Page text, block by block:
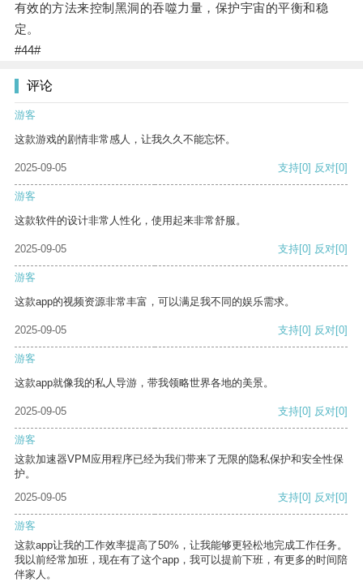
有效的方法来控制黑洞的吞噬力量，保护宇宙的平衡和稳
定。
#44#
评论
游客
这款游戏的剧情非常感人，让我久久不能忘怀。
2025-09-05 支持[0] 反对[0]
游客
这款软件的设计非常人性化，使用起来非常舒服。
2025-09-05 支持[0] 反对[0]
游客
这款app的视频资源非常丰富，可以满足我不同的娱乐需求。
2025-09-05 支持[0] 反对[0]
游客
这款app就像我的私人导游，带我领略世界各地的美景。
2025-09-05 支持[0] 反对[0]
游客
这款加速器VPM应用程序已经为我们带来了无限的隐私保护和安全性保
护。
2025-09-05
支持[0] 反对[0]
游客
这款app让我的工作效率提高了50%，让我能够更轻松地完成工作任务。
我以前经常加班，现在有了这个app，我可以提前下班，有更多的时间陪
伴家人。